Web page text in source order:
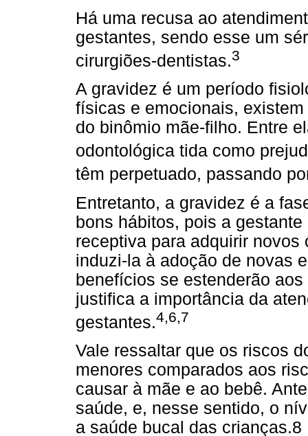
Há uma recusa ao
gestantes, sendo esse um
cirurgiões-dentistas.3
A gravidez é um período
físicas e emocionais,
do binômio mãe-filho. Entre
odontológica tida como
têm perpetuado, passando
Entretanto, a gravidez é a
bons hábitos, pois a
receptiva para adquirir
induzi-la à adoção de novas
benefícios se estenderão
justifica a importância da
gestantes.4,6,7
Vale ressaltar que os riscos
menores comparados aos
causar à mãe e ao bebê.
saúde, e, nesse sentido, o
a saúde bucal das crianças.8